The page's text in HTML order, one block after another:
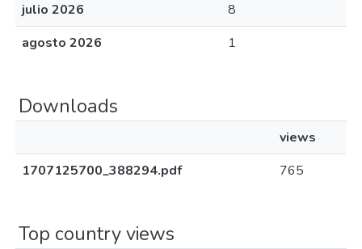
julio 2026
8
agosto 2026
1
Downloads
views
1707125700_388294.pdf
765
Top country views